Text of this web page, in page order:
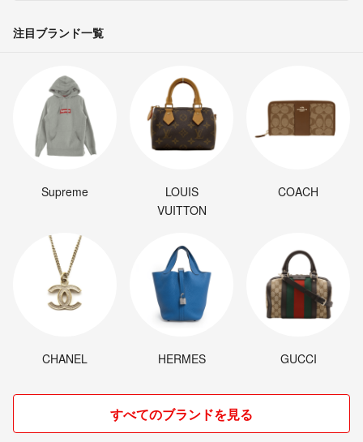
注目ブランド一覧
Supreme
LOUIS
VUITTON
COACH
CHANEL HERMES GUCCI
すべてのブランドを見る